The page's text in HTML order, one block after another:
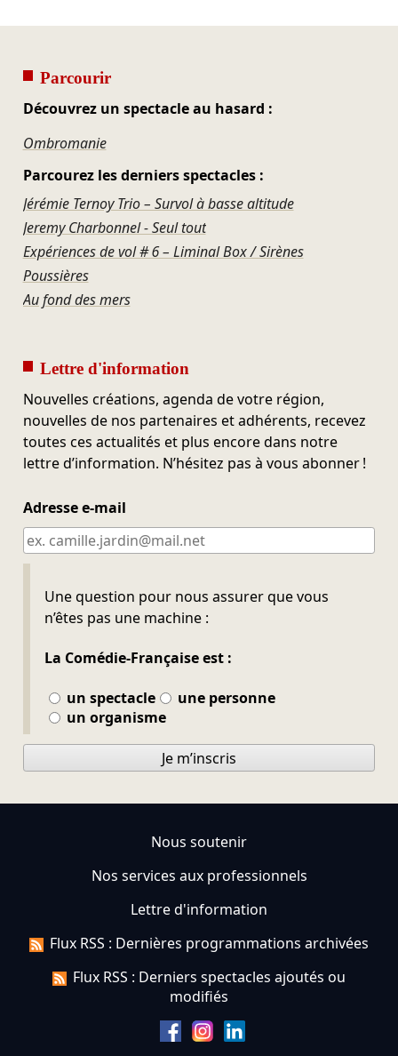
Parcourir
Découvrez un spectacle au hasard :
Ombromanie
Parcourez les derniers spectacles :
Jérémie Ternoy Trio – Survol à basse altitude
Jeremy Charbonnel - Seul tout
Expériences de vol # 6 – Liminal Box / Sirènes
Poussières
Au fond des mers
Lettre d'information
Nouvelles créations, agenda de votre région,
nouvelles de nos partenaires et adhérents, recevez
toutes ces actualités et plus encore dans notre
lettre d’information. N’hésitez pas à vous abonner !
Adresse e-mail
Une question pour nous assurer que vous
n’êtes pas une machine :
La Comédie-Française est :
un spectacle
une personne
un organisme
Ne pas remplir
Je m’inscris
Nous soutenir
Nos services aux professionnels
Lettre d'information
Flux RSS : Dernières programmations archivées
Flux RSS : Derniers spectacles ajoutés ou
modifiés